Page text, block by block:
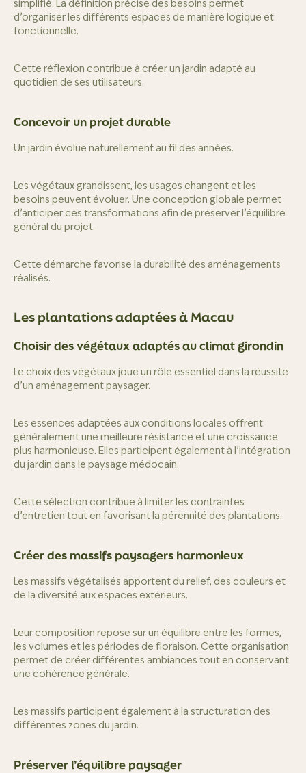
simplifié. La définition précise des besoins permet
d’organiser les différents espaces de manière logique et
fonctionnelle.
Cette réflexion contribue à créer un jardin adapté au
quotidien de ses utilisateurs.
Concevoir un projet durable
Un jardin évolue naturellement au fil des années.
Les végétaux grandissent, les usages changent et les
besoins peuvent évoluer. Une conception globale permet
d’anticiper ces transformations afin de préserver l’équilibre
général du projet.
Cette démarche favorise la durabilité des aménagements
réalisés.
Les plantations adaptées à Macau
Choisir des végétaux adaptés au climat girondin
Le choix des végétaux joue un rôle essentiel dans la réussite
d’un aménagement paysager.
Les essences adaptées aux conditions locales offrent
généralement une meilleure résistance et une croissance
plus harmonieuse. Elles participent également à l’intégration
du jardin dans le paysage médocain.
Cette sélection contribue à limiter les contraintes
d’entretien tout en favorisant la pérennité des plantations.
Créer des massifs paysagers harmonieux
Les massifs végétalisés apportent du relief, des couleurs et
de la diversité aux espaces extérieurs.
Leur composition repose sur un équilibre entre les formes,
les volumes et les périodes de floraison. Cette organisation
permet de créer différentes ambiances tout en conservant
une cohérence générale.
Les massifs participent également à la structuration des
différentes zones du jardin.
Préserver l’équilibre paysager